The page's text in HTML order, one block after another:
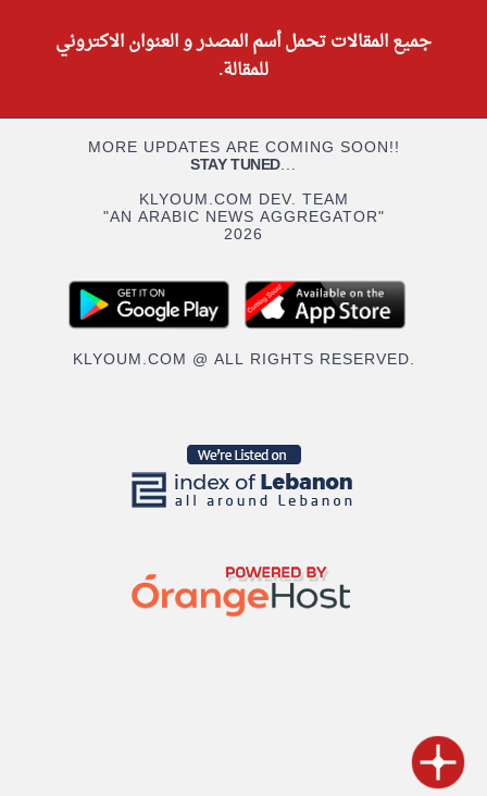
جميع المقالات تحمل أسم المصدر و العنوان الاكتروني
للمقالة.
MORE UPDATES ARE COMING SOON!!
STAY TUNED...
KLYOUM.COM DEV. TEAM
"AN ARABIC NEWS AGGREGATOR"
2026
KLYOUM.COM @ ALL RIGHTS RESERVED.